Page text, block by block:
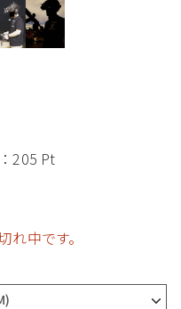
205 Pt
中です。